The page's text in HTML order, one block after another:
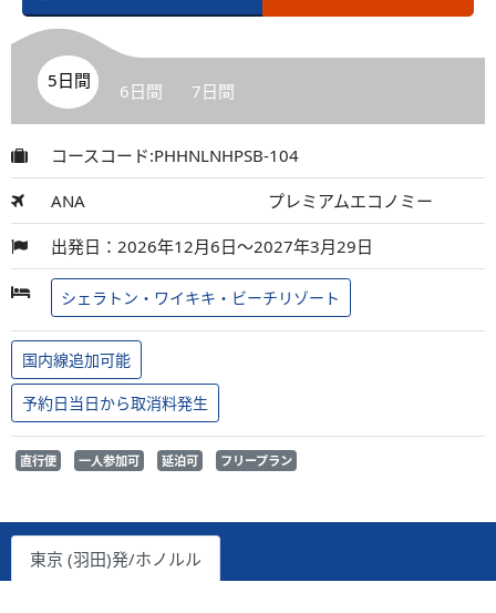
5日間 6日間 7日間
コースコード:PHHNLNHPSB-104
ANA プレミアムエコノミー
出発日：2026年12月6日～2027年3月29日
シェラトン・ワイキキ・ビーチリゾート
国内線追加可能
予約日当日から取消料発生
直行便 一人参加可 延泊可 フリープラン
東京 (羽田)発/ホノルル